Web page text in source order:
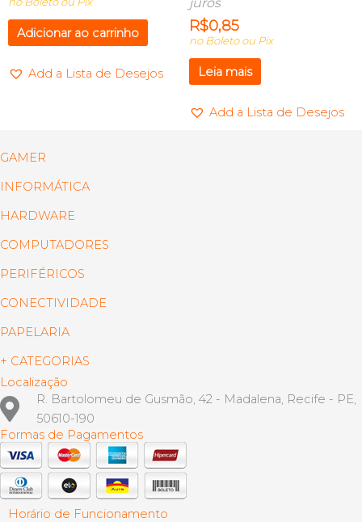
Adicionar ao carrinho
Add a Lista de Desejos
R$0,85
no Boleto ou Pix
Leia mais
Add a Lista de Desejos
GAMER
INFORMÁTICA
HARDWARE
COMPUTADORES
PERIFÉRICOS
CONECTIVIDADE
PAPELARIA
+ CATEGORIAS
Localização
R. Bartolomeu de Gusmão, 42 - Madalena, Recife - PE,
50610-190
Formas de Pagamentos
Horário de Funcionamento